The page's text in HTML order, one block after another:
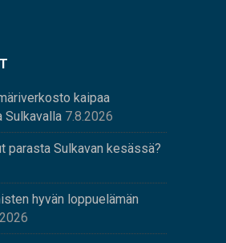
kaipaa
Sulkavalla 7.8.2026
parasta Sulkavan kesässä?
hyvän loppuelämän